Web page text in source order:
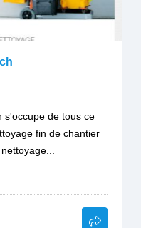
s'occupe de tous ce
fin de chantier